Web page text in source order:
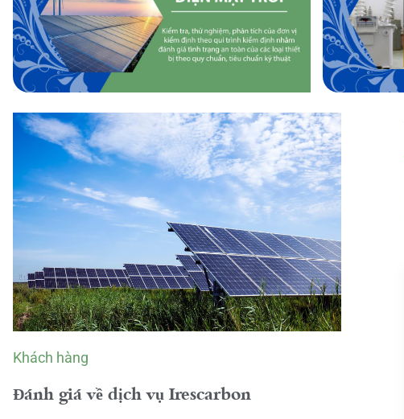
Khách hàng
Đánh giá về dịch vụ Irescarbon